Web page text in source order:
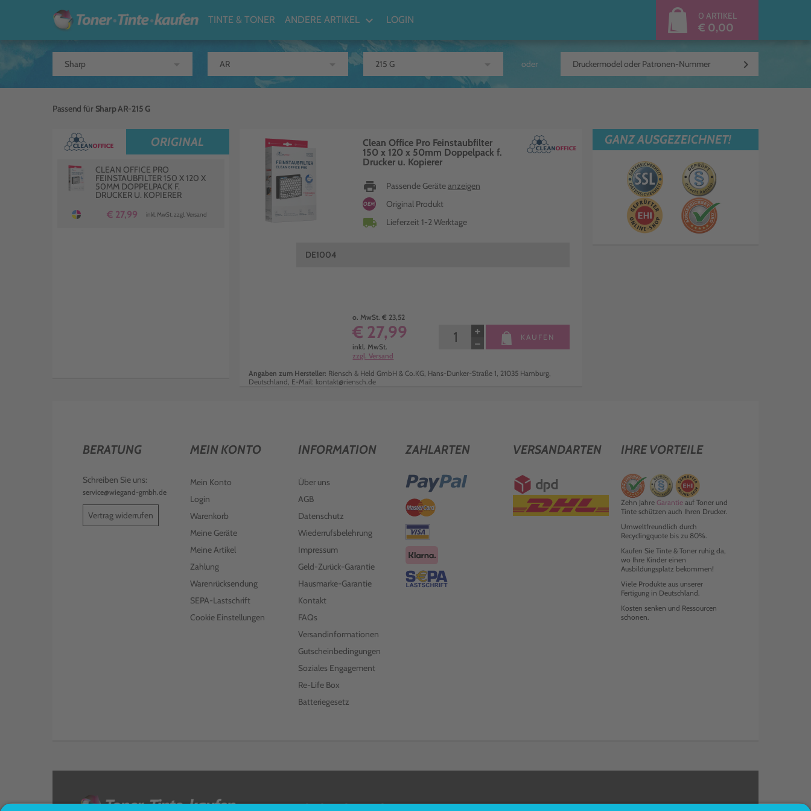
TINTE & TONER ANDERE ARTIKEL keyboard_arrow_down LOGIN 0 ARTIKEL
€ 0,00
oder keyboard_arrow_right
Passend für Sharp AR-215 G
ORIGINAL
CLEAN OFFICE PRO
FEINSTAUBFILTER 150 X 120 X
50MM DOPPELPACK F.
DRUCKER U. KOPIERER
€ 27,99 inkl. MwSt. zzgl. Versand
Clean Office Pro Feinstaubfilter
150 x 120 x 50mm Doppelpack f.
Drucker u. Kopierer
print Passende Geräteanzeigen
OEM Original Produkt
local_shipping Lieferzeit 1-2 Werktage
DE1004
o. MwSt. € 23,52
€ 27,99
inkl. MwSt.
zzgl. Versand
−
+ KAUFEN
Angaben zum Hersteller: Riensch & Held GmbH & Co.KG, Hans-Dunker-Straße 1, 21035 Hamburg,
Deutschland, E-Mail: kontakt@riensch.de
GANZ AUSGEZEICHNET!
BERATUNG
Schreiben Sie uns:
service@wiegand-gmbh.de
Vertrag widerrufen
MEIN KONTO
Mein Konto
Login
Warenkorb
Meine Geräte
Meine Artikel
Zahlung
Warenrücksendung
SEPA-Lastschrift
Cookie Einstellungen
INFORMATION
Über uns
AGB
Datenschutz
Wiederrufsbelehrung
Impressum
Geld-Zurück-Garantie
Hausmarke-Garantie
Kontakt
FAQs
Versandinformationen
Gutscheinbedingungen
Soziales Engagement
Re-Life Box
Batteriegesetz
ZAHLARTEN VERSANDARTEN IHRE VORTEILE
Zehn Jahre Garantieauf Toner und
Tinte schützen auch Ihren Drucker.
Umweltfreundlich durch
Recyclingquote bis zu 80%.
Kaufen Sie Tinte & Toner ruhig da,
wo Ihre Kinder einen
Ausbildungsplatz bekommen!
Viele Produkte aus unserer
Fertigung in Deutschland.
Kosten senken und Ressourcen
schonen.
< FOLGEN SIE UNS